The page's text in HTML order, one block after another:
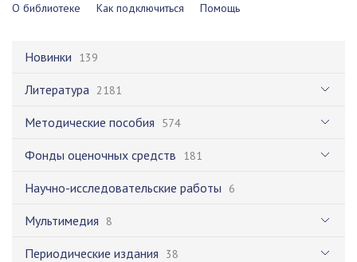
О библиотеке Как подключиться Помощь
Новинки 139
Литература 2181
Методические пособия 574
Фонды оценочных средств 181
Научно-исследовательские работы 6
Мультимедия 8
Периодические издания 38